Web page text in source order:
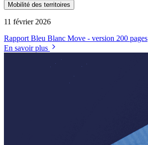
Mobilité des territoires
11 février 2026
Rapport Bleu Blanc Move - version 200 pages
En savoir plus